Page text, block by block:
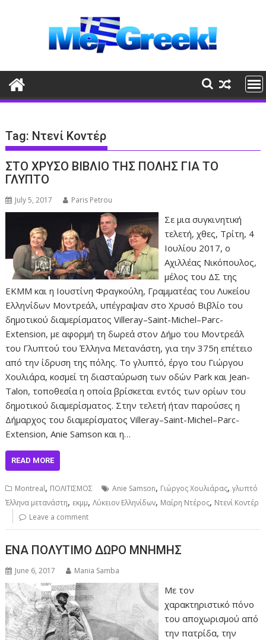
Tag: Ντενί Κοντέρ
ΣΤΟ ΧΡΥΣΟ ΒΙΒΛΙΟ ΤΗΣ ΠΟΛΗΣ ΓΙΑ ΤΟ
ΓΛΥΠΤΟ
July 5, 2017 Paris Petrou
Σε μια συγκινητική
τελετή, χθες, Τρίτη, 4
Ιουλίου 2017, ο
Αχιλλέας Νικόπουλος,
μέλος του ΔΣ της
ΕΚΜΜ και η Ιουστίνη Φραγκούλη, Γραμματέας του Λυκείου
Ελληνίδων Μοντρεάλ, υπέγραψαν στο Χρυσό Βιβλίο του
δημοτικού διαμερίσματος Villeray–Saint-Michel–Parc-
Extension, με αφορμή τη δωρεά στον Δήμο του Μοντρεάλ
του Γλυπτού του Έλληνα Μετανάστη, για την 375η επέτειο
από την ίδρυση της πόλης. Το γλυπτό, έργο του Γιώργου
Χουλιάρα, κοσμεί τη διασταύρωση των οδών Park και Jean-
Talon, τοποθεσία η οποία βρίσκεται εντός των ορίων του
δημοτικού διαμερίσματος. Στην τελετή ήταν παρούσες η
Δήμαρχος του διαμερίσματος Villeray–Saint-Michel–Parc-
Extension, Anie Samson και η…
READ MORE
Montreal, ΠΟΛΙΤΙΣΜΟΣ Anie Samson, Γιώργος Χουλιάρας,γλυπτό
Έλληνα μετανάστη, εκμμ,Λύκειον Ελληνίδων, Μαίρη Ντέρος, Ντενί Κοντέρ
Leave a comment
ΕΝΑ ΠΟΛΥΤΙΜΟ ΔΩΡΟ ΜΝΗΜΗΣ
June 6, 2017 Mania Samba
Με τον
χαρακτηριστικό πόνο
του αποχωρισμού από
την πατρίδα, την